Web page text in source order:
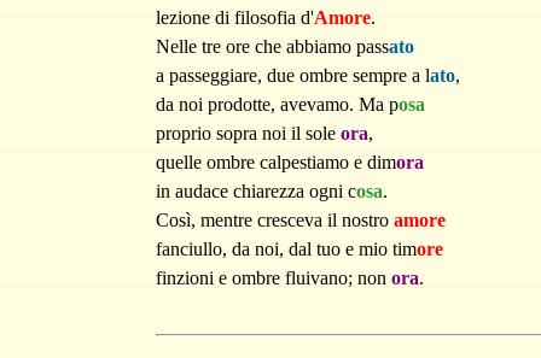
lezione di filosofia d'Amore.
Nelle tre ore che abbiamo passato
a passeggiare, due ombre sempre a lato,
da noi prodotte, avevamo. Ma posa
proprio sopra noi il sole ora,
quelle ombre calpestiamo e dimora
in audace chiarezza ogni cosa.
Così, mentre cresceva il nostro amore
fanciullo, da noi, dal tuo e mio timore
finzioni e ombre fluivano; non ora.